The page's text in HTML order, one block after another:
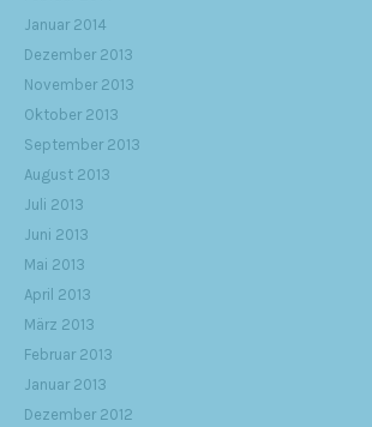
Januar 2014
Dezember 2013
November 2013
Oktober 2013
September 2013
August 2013
Juli 2013
Juni 2013
Mai 2013
April 2013
März 2013
Februar 2013
Januar 2013
Dezember 2012